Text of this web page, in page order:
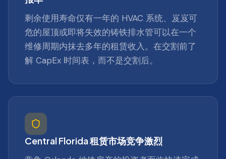
剩余使用寿命仅有一年的 HVAC 系统、岌岌可
危的屋顶或即将失效的铸铁排水管可以在一个
维修周期内抹去多年的租赁收入。在交割前了
解 CapEx 时间表，而不是交割后。
Central Florida 租赁市场竞争激烈